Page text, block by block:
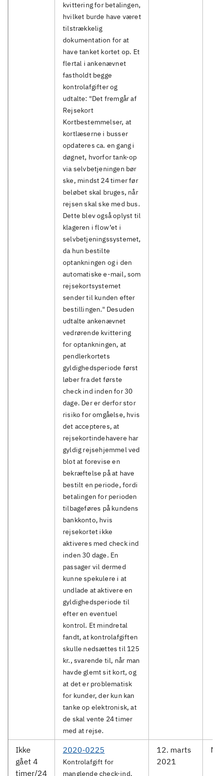
kvittering for betalingen,
hvilket burde have været
tilstrækkelig
dokumentation for at
have tanket kortet op. Et
flertal i ankenævnet
fastholdt begge
kontrolafgifter og
udtalte: "Det fremgår af
Rejsekort
Kortbestemmelser, at
kortlæserne i busser
opdateres ca. en gang i
døgnet, hvorfor tank-op
via selvbetjeningen bør
ske, mindst 24 timer før
beløbet skal bruges, når
rejsen skal ske med bus.
Dette blev også oplyst til
klageren i flow’et i
selvbetjeningssystemet,
da hun bestilte
optankningen og i den
automatiske e-mail, som
rejsekortsystemet
sender til kunden efter
bestillingen." Desuden
udtalte ankenævnet
vedrørende kvittering
for optankningen, at
pendlerkortets
gyldighedsperiode først
løber fra det første
check ind inden for 30
dage. Der er derfor stor
risiko for omgåelse, hvis
det accepteres, at
rejsekortindehavere har
gyldig rejsehjemmel ved
blot at forevise en
bekræftelse på at have
bestilt en periode, fordi
betalingen for perioden
tilbageføres på kundens
bankkonto, hvis
rejsekortet ikke
aktiveres med check ind
inden 30 dage. En
passager vil dermed
kunne spekulere i at
undlade at aktivere en
gyldighedsperiode til
efter en eventuel
kontrol. Et mindretal
fandt, at kontrolafgiften
skulle nedsættes til 125
kr., svarende til, når man
havde glemt sit kort, og
at det er problematisk
for kunder, der kun kan
tanke op elektronisk, at
de skal vente 24 timer
med at rejse.
Ikke
gået 4
timer/24
2020-0225
Kontrolafgift for
manglende check-ind.
12. marts
2021